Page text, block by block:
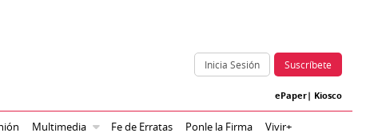
Inicia Sesión Suscríbete
ePaper| Kiosco
Multimedia Fe de Erratas Ponle la Firma Vivir+